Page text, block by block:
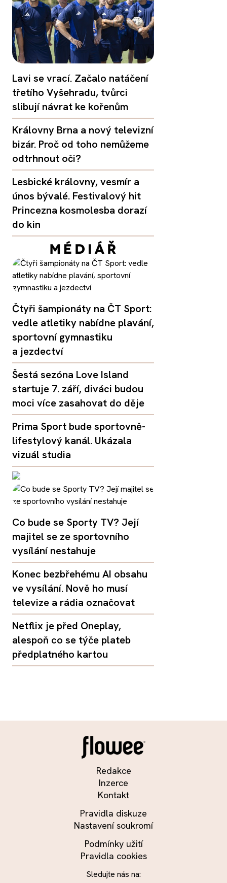
Lavi se vrací. Začalo natáčení
třetího Vyšehradu, tvůrci
slibují návrat ke kořenům
Královny Brna a nový televizní
bizár. Proč od toho nemůžeme
odtrhnout oči?
Lesbické královny, vesmír a
únos bývalé. Festivalový hit
Princezna kosmolesba dorazí
do kin
Čtyři šampionáty na ČT Sport:
vedle atletiky nabídne plavání,
sportovní gymnastiku
a jezdectví
Šestá sezóna Love Island
startuje 7. září, diváci budou
moci více zasahovat do děje
Prima Sport bude sportovně-
lifestylový kanál. Ukázala
vizuál studia
Co bude se Sporty TV? Její
majitel se ze sportovního
vysílání nestahuje
Konec bezbřehému AI obsahu
ve vysílání. Nově ho musí
televize a rádia označovat
Netflix je před Oneplay,
alespoň co se týče plateb
předplatného kartou
Redakce
Inzerce
Kontakt
Pravidla diskuze
Nastavení soukromí
Podmínky užití
Pravidla cookies
Sledujte nás na: